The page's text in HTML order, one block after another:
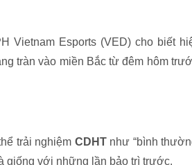
Vietnam Esports (VED) cho biết
tràn vào miền Bắc từ đêm hôm
trải nghiệm CDHTnhư “bình
giống với những lần bảo trì trước.